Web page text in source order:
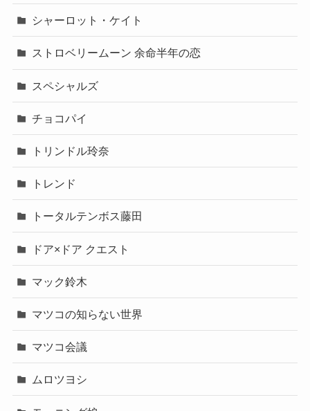
シャーロット・ケイト
ストロベリームーン 余命半年の恋
スペシャルズ
チョコパイ
トリンドル玲奈
トレンド
トータルテンボス藤田
ドア×ドア クエスト
マック鈴木
マツコの知らない世界
マツコ会議
ムロツヨシ